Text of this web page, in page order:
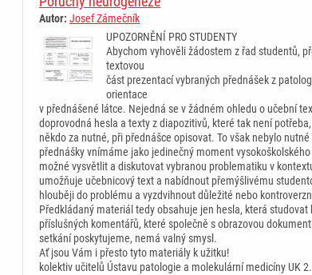
Autor: Josef Zámečník
UPOZORNĚNÍ PRO STUDENTY
Abychom vyhověli žádostem z řad studentů,
textovou
část prezentací vybraných přednášek z
orientace
v přednášené látce. Nejedná se v žádném ohledu o učební
doprovodná hesla a texty z diapozitivů, které tak není
někdo za nutné, při přednášce opisovat. To však nebylo
přednášky vnímáme jako jedinečný moment
možné vysvětlit a diskutovat vybranou problematiku v
umožňuje učebnicový text a nabídnout přemýšlivému
hlouběji do problému a vyzdvihnout důležité nebo
Předkládaný materiál tedy obsahuje jen hesla, která studovat
příslušných komentářů, které společně s obrazovou
setkání poskytujeme, nemá valný smysl.
Ať jsou Vám i přesto tyto materiály k užitku!
kolektiv učitelů Ústavu patologie a molekulární medicíny UK